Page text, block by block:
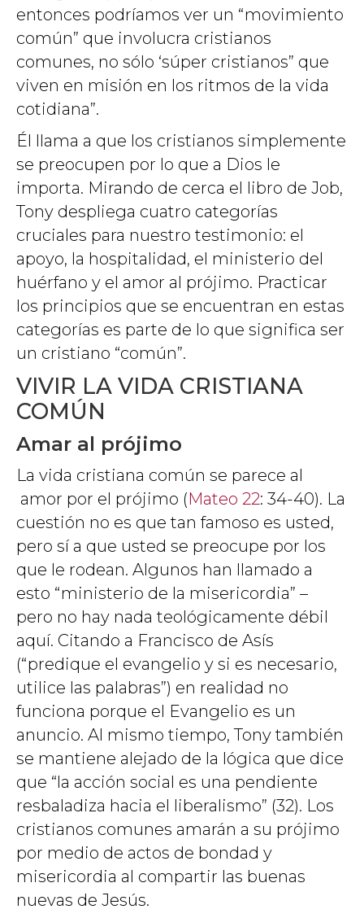
entonces podríamos ver un “movimiento
común” que involucra cristianos
comunes, no sólo ‘súper cristianos” que
viven en misión en los ritmos de la vida
cotidiana”.
Él llama a que los cristianos simplemente
se preocupen por lo que a Dios le
importa. Mirando de cerca el libro de Job,
Tony despliega cuatro categorías
cruciales para nuestro testimonio: el
apoyo, la hospitalidad, el ministerio del
huérfano y el amor al prójimo. Practicar
los principios que se encuentran en estas
categorías es parte de lo que significa ser
un cristiano “común”.
VIVIR LA VIDA CRISTIANA
COMÚN
Amar al prójimo
La vida cristiana común se parece al
amor por el prójimo (Mateo 22: 34-40). La
cuestión no es que tan famoso es usted,
pero sí a que usted se preocupe por los
que le rodean. Algunos han llamado a
esto “ministerio de la misericordia” –
pero no hay nada teológicamente débil
aquí. Citando a Francisco de Asís
(“predique el evangelio y si es necesario,
utilice las palabras”) en realidad no
funciona porque el Evangelio es un
anuncio. Al mismo tiempo, Tony también
se mantiene alejado de la lógica que dice
que “la acción social es una pendiente
resbaladiza hacia el liberalismo” (32). Los
cristianos comunes amarán a su prójimo
por medio de actos de bondad y
misericordia al compartir las buenas
nuevas de Jesús.